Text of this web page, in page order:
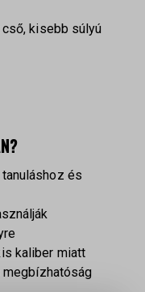
kisebb súlyú
tanuláshoz és
kaliber miatt